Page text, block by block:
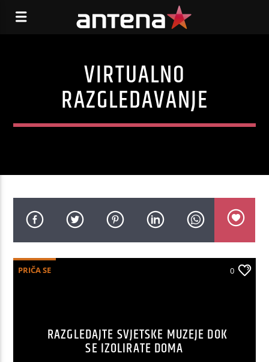
VIRTUALNO
RAZGLEDAVANJE
PRIČA SE 0
RAZGLEDAJTE SVJETSKE MUZEJE DOK
SE IZOLIRATE DOMA